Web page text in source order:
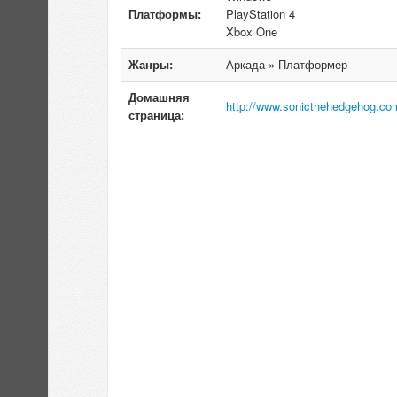
Платформы:
PlayStation 4
Xbox One
Жанры:
Аркада » Платформер
Домашняя
страница:
http://